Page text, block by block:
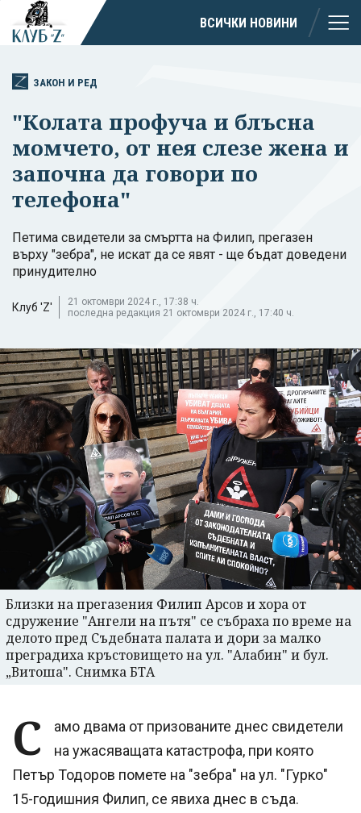
ВСИЧКИ НОВИНИ
ЗАКОН И РЕД
"Колата профуча и блъсна
момчето, от нея слезе жена и
започна да говори по
телефона"
Петима свидетели за смъртта на Филип, прегазен
върху "зебра", не искат да се явят - ще бъдат доведени
принудително
Клуб 'Z'
21 октомври 2024 г., 17:38 ч.
последна редакция 21 октомври 2024 г., 17:40 ч.
Близки на прегазения Филип Арсов и хора от
сдружение "Ангели на пътя" се събраха по време на
делото пред Съдебната палата и дори за малко
преградиха кръстовището на ул. "Алабин" и бул.
„Витоша". Снимка БТА
С
амо двама от призованите днес свидетели
на ужасяващата катастрофа, при която
Петър Тодоров помете на "зебра" на ул. "Гурко"
15-годишния Филип, се явиха днес в съда.